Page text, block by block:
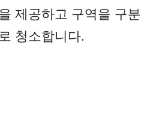
제공하고 구역을 구분
청소합니다.